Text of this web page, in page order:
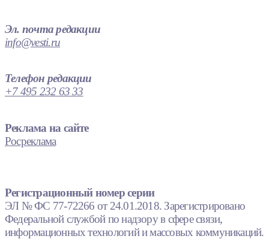
Эл. почта редакции
info@vesti.ru
Телефон редакции
+7 495 232 63 33
Реклама на сайте
Росреклама
Регистрационный номер серии
ЭЛ № ФС 77-72266 от 24.01.2018. Зарегистрировано
Федеральной службой по надзору в сфере связи,
информационных технологий и массовых коммуникаций.